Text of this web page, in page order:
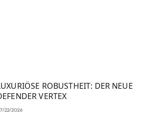
ROBUSTHEIT: DER NEUE
VERTEX
22/2026